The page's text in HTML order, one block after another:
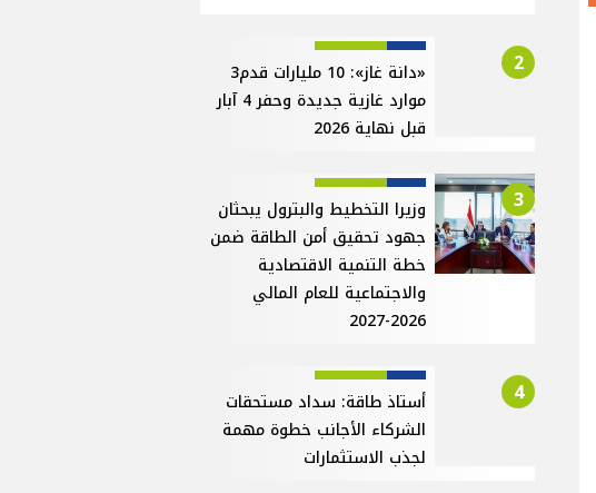
2
«دانة غاز»: 10 مليارات قدم3
موارد غازية جديدة وحفر 4 آبار
قبل نهاية 2026
3
وزيرا التخطيط والبترول يبحثان
جهود تحقيق أمن الطاقة ضمن
خطة التنمية الاقتصادية
والاجتماعية للعام المالي
2026-2027
4
أستاذ طاقة: سداد مستحقات
الشركاء الأجانب خطوة مهمة
لجذب الاستثمارات